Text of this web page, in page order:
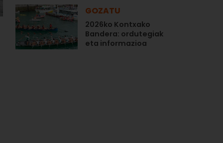
GOZATU
2026ko Kontxako
Bandera: ordutegiak
eta informazioa